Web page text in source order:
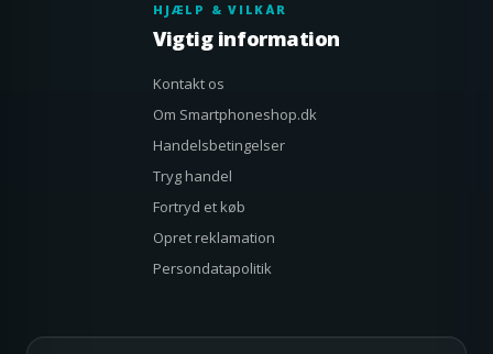
HJÆLP & VILKÅR
Vigtig information
Kontakt os
Om Smartphoneshop.dk
Handelsbetingelser
Tryg handel
Fortryd et køb
Opret reklamation
Persondatapolitik